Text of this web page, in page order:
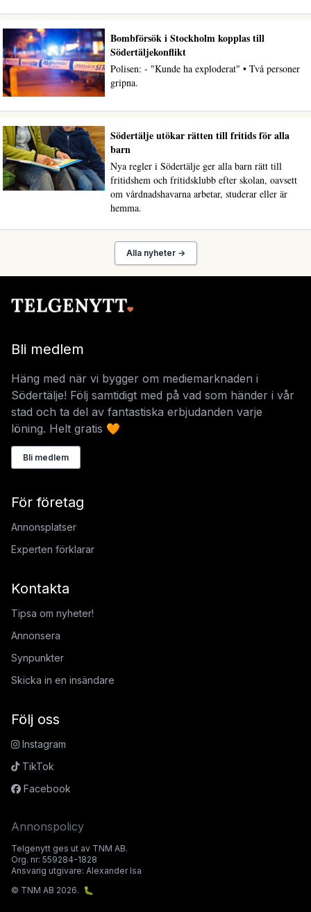
Bombförsök i Stockholm kopplas till
Södertäljekonflikt
Polisen: - "Kunde ha exploderat" • Två personer
gripna.
Södertälje utökar rätten till fritids för alla
barn
Nya regler i Södertälje ger alla barn rätt till
fritidshem och fritidsklubb efter skolan, oavsett
om vårdnadshavarna arbetar, studerar eller är
hemma.
Alla nyheter →
Bli medlem
Häng med när vi bygger om mediemarknaden i
Södertälje! Följ samtidigt med på vad som händer i vår
stad och ta del av fantastiska erbjudanden varje
löning. Helt gratis 🧡
Bli medlem
För företag
Annonsplatser
Experten förklarar
Kontakta
Tipsa om nyheter!
Annonsera
Synpunkter
Skicka in en insändare
Följ oss
Instagram
TikTok
Facebook
Annonspolicy
Telgenytt ges ut av TNM AB.
Org. nr: 559284-1828
Ansvarig utgivare: Alexander Isa
© TNM AB 2026. 🐛